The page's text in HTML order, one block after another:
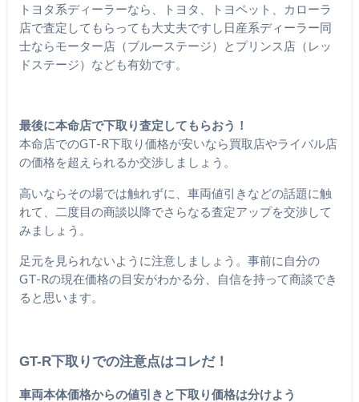
トヨタ系ディーラーなら、トヨタ、トヨペット、カローラ
店で査定してもらっても大丈夫ですし日産系ディーラー同
士ならモーター店（ブルーステージ）とプリンス店（レッ
ドステージ）なども有効です。
最後に本命店で下取り査定してもらおう！
本命店でのGT-R下取り価格が安いなら買取店やライバル店
の価格を超えられるか交渉しましょう。
高いならその場では触れずに、車両値引きなどの話題に触
れて、二度目の商談以降でさらなる査定アップを交渉して
みましょう。
足元を見られないように注意しましょう。事前に自分の
GT-Rの現在価格の目安がわかる分、自信を持って商談でき
ると思います。
GT-R下取りでの注意点はコレだ！
車両本体価格からの値引きと下取り価格は分けよう